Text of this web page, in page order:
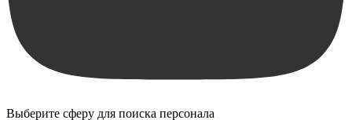
Выберите сферу для поиска персонала